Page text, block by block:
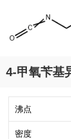
4-甲氧苄基
沸点
密度